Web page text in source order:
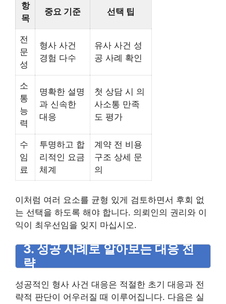
항
목
중요 기준 선택 팁
전
문
성
형사 사건
경험 다수
유사 사건 성
공 사례 확인
소
통
능
력
명확한 설명
과 신속한
대응
첫 상담 시 의
사소통 만족
도 평가
수
임
료
투명하고 합
리적인 요금
체계
계약 전 비용
구조 상세 문
의
이처럼 여러 요소를 균형 있게 검토하면서 후회 없
는 선택을 하도록 해야 합니다. 의뢰인의 권리와 이
익이 최우선임을 잊지 마십시오.
3. 성공 사례로 알아보는 대응 전
략
성공적인 형사 사건 대응은 적절한 초기 대응과 전
략적 판단이 어우러질 때 이루어집니다. 다음은 실